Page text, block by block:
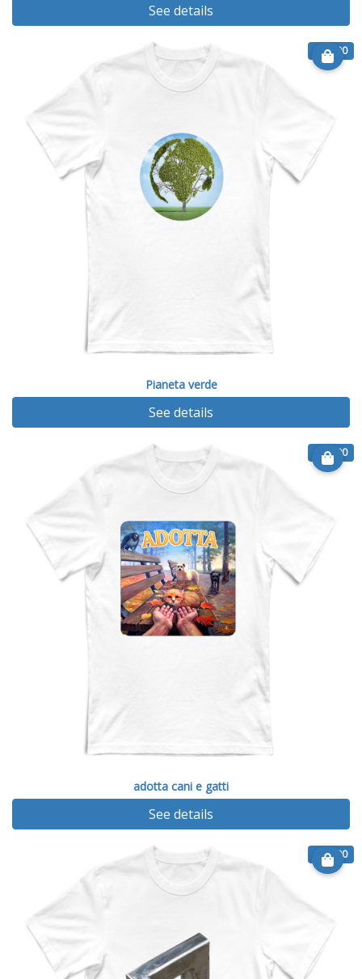
See details
€ 14.90
Pianeta verde
See details
€ 14.90
adotta cani e gatti
See details
€ 14.90